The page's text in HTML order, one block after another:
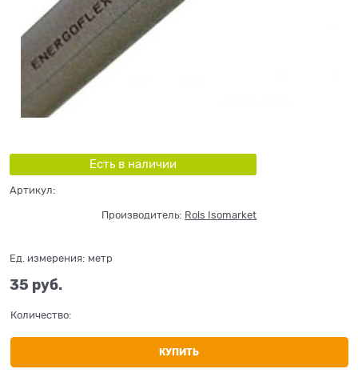
Есть в наличии
Артикул:
Производитель: Rols Isomarket
Ед. измерения: метр
35 руб.
Количество:
КУПИТЬ